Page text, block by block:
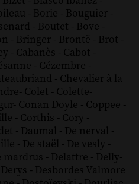
- Borie - Bouguier -
- Boutet - Bove -
- Bringer - Brontë - Brot -
- Cabanès - Cabot -
- Cézembre -
- Chevalier à la
- Colet - Colette-
- Conan Doyle - Coppee -
- Corthis - Cory -
- Daumal - De nerval -
- De staël - De vesly -
mardrus - Delattre - Delly-
Derys - Desbordes Valmore